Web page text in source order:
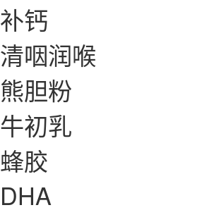
补钙
清咽润喉
熊胆粉
牛初乳
蜂胶
DHA